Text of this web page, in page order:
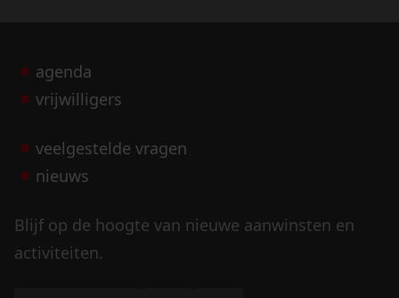
agenda
vrijwilligers
veelgestelde vragen
nieuws
Blijf op de hoogte van nieuwe aanwinsten en
activiteiten.